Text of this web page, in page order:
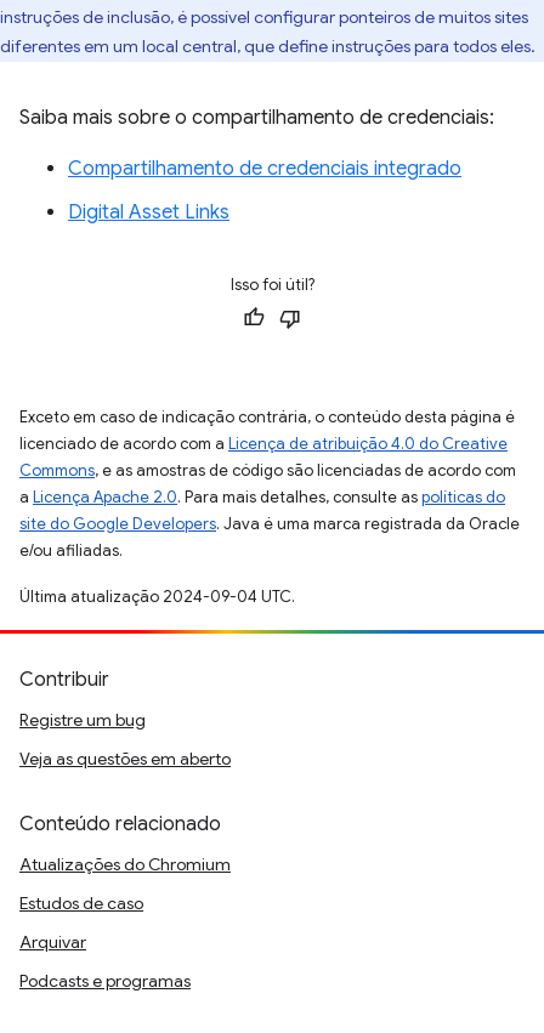
instruções de inclusão, é possível configurar ponteiros de muitos sites
diferentes em um local central, que define instruções para todos eles.
Saiba mais sobre o compartilhamento de credenciais:
Compartilhamento de credenciais integrado
Digital Asset Links
Isso foi útil?
Exceto em caso de indicação contrária, o conteúdo desta página é
licenciado de acordo com a Licença de atribuição 4.0 do Creative
Commons, e as amostras de código são licenciadas de acordo com
a Licença Apache 2.0. Para mais detalhes, consulte aspolíticas do
site do Google Developers. Java é uma marca registrada da Oracle
e/ou afiliadas.
Última atualização 2024-09-04 UTC.
Contribuir
Registre um bug
Veja as questões em aberto
Conteúdo relacionado
Atualizações do Chromium
Estudos de caso
Arquivar
Podcasts e programas